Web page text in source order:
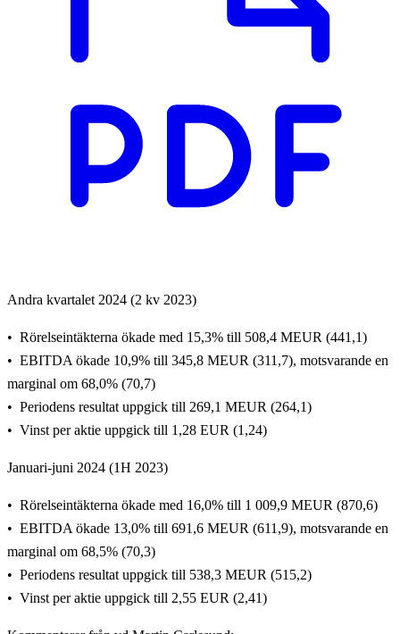
Andra kvartalet 2024 (2 kv 2023)
Rörelseintäkterna ökade med 15,3% till 508,4 MEUR (441,1)
EBITDA ökade 10,9% till 345,8 MEUR (311,7), motsvarande en
marginal om 68,0% (70,7)
Periodens resultat uppgick till 269,1 MEUR (264,1)
Vinst per aktie uppgick till 1,28 EUR (1,24)
Januari-juni 2024 (1H 2023)
Rörelseintäkterna ökade med 16,0% till 1 009,9 MEUR (870,6)
EBITDA ökade 13,0% till 691,6 MEUR (611,9), motsvarande en
marginal om 68,5% (70,3)
Periodens resultat uppgick till 538,3 MEUR (515,2)
Vinst per aktie uppgick till 2,55 EUR (2,41)